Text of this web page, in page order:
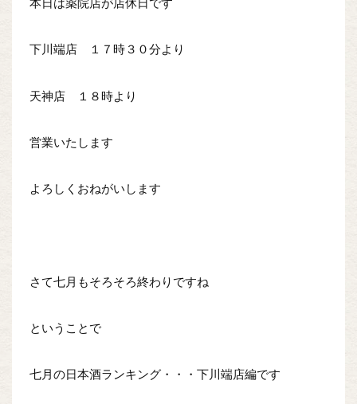
下川端店 １７時３０分より
天神店 １８時より
営業いたします
よろしくおねがいします
さて七月もそろそろ終わりですね
ということで
七月の日本酒ランキング・・・下川端店編です